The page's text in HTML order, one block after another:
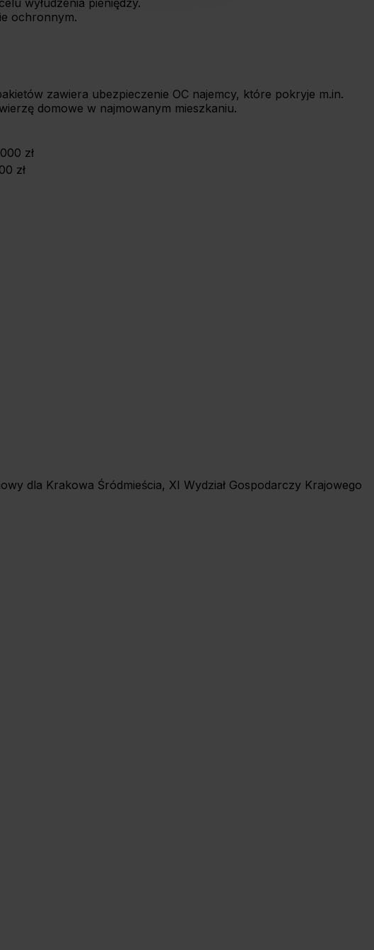
wyłudzenia pieniędzy.
ochronnym.
zawiera ubezpieczenie OC najemcy, które pokryje m.in.
domowe w najmowanym mieszkaniu.
zł
zł
dla Krakowa Śródmieścia, XI Wydział Gospodarczy Krajowego